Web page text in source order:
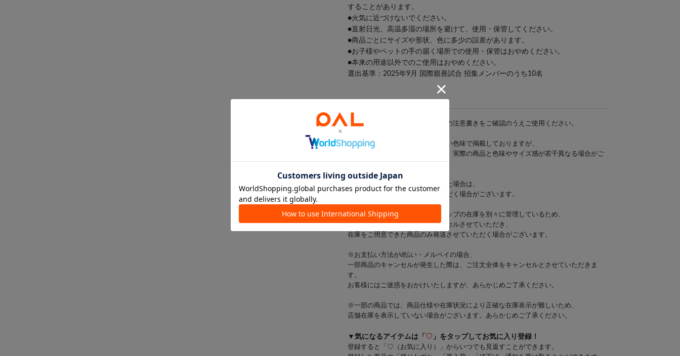
することがあります。
●火気に近づけないでください。
●直射日光、高温多湿の場所を避けて、使用・保管してください。
●商品ごとにサイズや形状、色に多少の誤差があります。
●お子様やペットの手の届く場所での使用・保管はおやめください。
●本来の用途以外でのご使用はおやめください。
選出基準：2025年9月 国際親善試合 招集メンバーのうち10名
※ご使用前に、パッケージに記載の注意書きをご確認のうえご使用ください。
※商品画像はできる限り実物に近い色味で掲載しておりますが、
光の当たり方やご覧の環境により、実際の商品と色味やサイズ感が若干異なる場合がご
ざいます。
※出荷前に商品不具合が確認された場合は、
該当商品をキャンセルさせていただく場合がございます。
※当店では店舗とオンラインショップの在庫を別々に管理しているため、
在庫状況により一部商品をキャンセルさせていただき、
在庫をご用意できた商品のみ発送させていただく場合がございます。
※お支払い方法がd払い・メルペイの場合、
一部商品のキャンセルが発生した際は、ご注文全体をキャンセルとさせていただきま
す。
お客様にはご迷惑をおかけいたしますが、あらかじめご了承ください。
※一部の商品では、商品仕様や在庫状況により正確な在庫表示が難しいため、
店舗在庫を表示していない場合がございます。あらかじめご了承ください。
▼気になるアイテムは「 ♡ 」をタップしてお気に入り登録！
登録すると「♡（お気に入り）」からいつでも見返すことができます。